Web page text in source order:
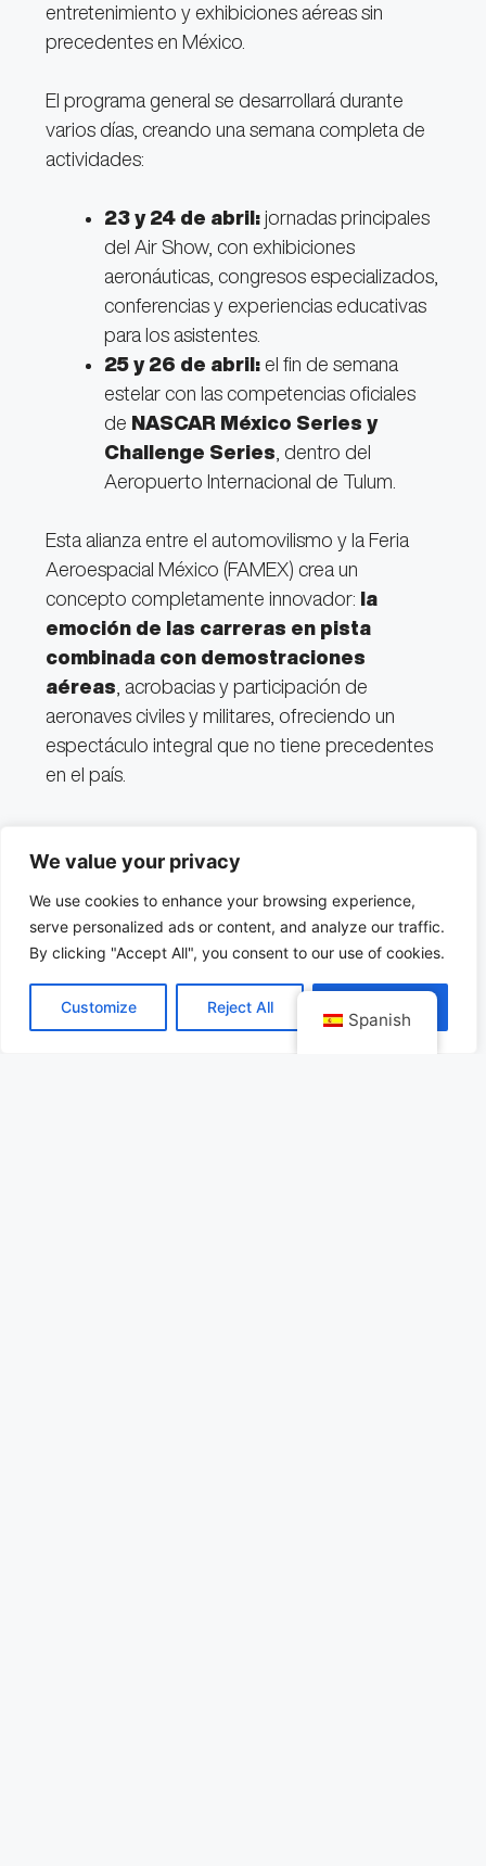
We value your privacy
We use cookies to enhance your browsing experience,
serve personalized ads or content, and analyze our traffic.
By clicking "Accept All", you consent to our use of cookies.
Customize Reject All
entretenimiento y exhibiciones aéreas sin
precedentes en México.
El programa general se desarrollará durante
varios días, creando una semana completa de
actividades:
23 y 24 de abril: jornadas principales
del Air Show, con exhibiciones
aeronáuticas, congresos especializados,
conferencias y experiencias educativas
para los asistentes.
25 y 26 de abril: el fin de semana
estelar con las competencias oficiales
de NASCAR México Series y
Challenge Series , dentro del
Aeropuerto Internacional de Tulum.
Esta alianza entre el automovilismo y la Feria
Aeroespacial México (FAMEX) crea un
concepto completamente innovador:
la
emoción de las carreras en pista
combinada con demostraciones
aéreas , acrobacias y participación de
aeronaves civiles y militares, ofreciendo un
espectáculo integral que no tiene precedentes
en el país.
compitiendo mientras el cielo se llena de
exhibiciones aéreas convierte a este evento en
uno de los más esperados del calendario
deportivo y turístico de 2026.
Tulum como destino:
Spanish